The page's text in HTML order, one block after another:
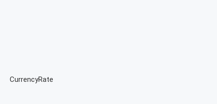
CurrencyRate